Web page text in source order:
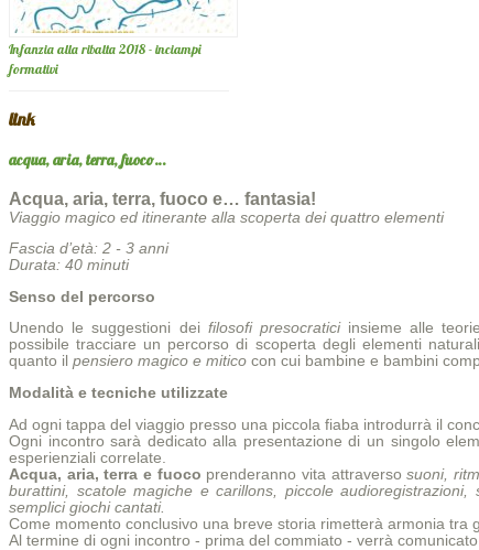
Infanzia alla ribalta 2018 - inciampi
formativi
link
acqua, aria, terra, fuoco…
Acqua, aria, terra, fuoco e… fantasia!
Viaggio magico ed itinerante alla scoperta dei quattro elementi
Fascia d’età: 2 - 3 anni
Durata: 40 minuti
Senso del percorso
Unendo le suggestioni dei filosofi presocraticiinsieme alle
possibile tracciare un percorso di scoperta degli elementi
quanto il pensiero magico e mitico con cui bambine e bambini
Modalità e tecniche utilizzate
Ad ogni tappa del viaggio presso una piccola fiaba introdurrà il
Ogni incontro sarà dedicato alla presentazione di un singolo
esperienziali correlate.
Acqua, aria, terra e fuoco prenderanno vita attraversosuoni,
burattini, scatole magiche e carillons, piccole
semplici giochi cantati.
Come momento conclusivo una breve storia rimetterà armonia tra
Al termine di ogni incontro - prima del commiato - verrà